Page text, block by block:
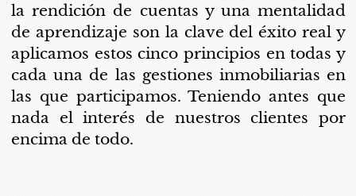
la rendición de cuentas y una mentalidad
de aprendizaje son la clave del éxito real y
aplicamos estos cinco principios en todas y
cada una de las gestiones inmobiliarias en
las que participamos. Teniendo antes que
nada el interés de nuestros clientes por
encima de todo.